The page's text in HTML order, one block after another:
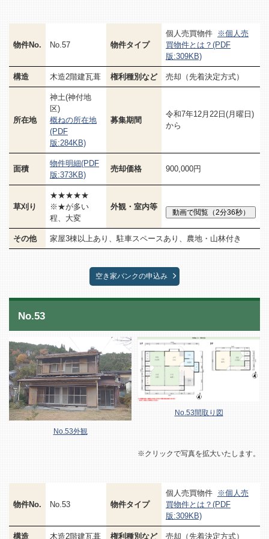
物件No. No.57 物件タイプ
個人売買物件
※個人売
買物件とは？(PDF
版:309KB)
構造 木造2階建瓦葺 権利種別など 売却（先着決定方式）
所在地
神土(神付地
区)
概ねの所在地
(PDF
版:284KB)
募集期間
令和7年12月22日(月曜日)
から
面積
物件明細(PDF
版:373KB)
売却価格 900,000円
草刈り
★★★★★
※★が多い
程、大変
外観・室内等
その他 家屋3棟以上あり、駐車スペースあり、農地・山林付き
空き家バンクの申込み
No.53
No.53外観
No.53間取り図
※クリックで写真を拡大いたします。
物件No. No.53 物件タイプ
個人売買物件
※個人売
買物件とは？(PDF
版:309KB)
構造 木造2階建瓦葺 権利種別など 売却（先着決定方式）